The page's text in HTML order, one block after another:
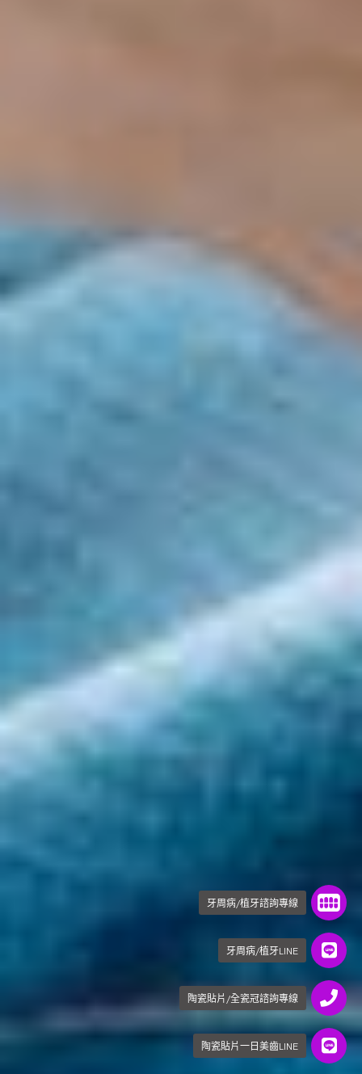
牙周病/植牙諮詢專線
牙周病/植牙LINE
陶瓷貼片/全瓷冠諮詢專線
陶瓷貼片一日美齒LINE